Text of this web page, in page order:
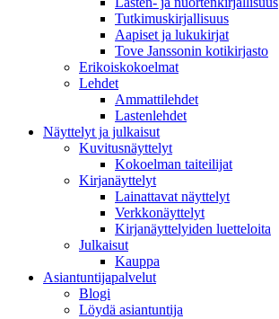
Tutkimuskirjallisuus
Aapiset ja lukukirjat
Tove Janssonin kotikirjasto
Erikoiskokoelmat
Lehdet
Ammattilehdet
Lastenlehdet
Näyttelyt ja julkaisut
Kuvitusnäyttelyt
Kokoelman taiteilijat
Kirjanäyttelyt
Lainattavat näyttelyt
Verkkonäyttelyt
Kirjanäyttelyiden luetteloita
Julkaisut
Kauppa
Asiantuntija­palvelut
Blogi
Löydä asiantuntija